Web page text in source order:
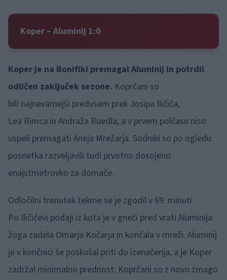
Koper – Aluminij 1:0
Koper je na Bonifiki premagal Aluminij in potrdil
odličen zaključek sezone. Koprčani so
bili najnevarnejši predvsem prek Josipa Iličića,
Lea Rimca in Andraža Ruedla, a v prvem polčasu niso
uspeli premagati Aneja Mrežarja. Sodniki so po ogledu
posnetka razveljavili tudi prvotno dosojeno
enajstmetrovko za domače.
Odločilni trenutek tekme se je zgodil v 69. minuti.
Po Iličićevi podaji iz kota je v gneči pred vrati Aluminija
žoga zadela Omarja Kočarja in končala v mreži. Aluminij
je v končnici še poskušal priti do izenačenja, a je Koper
zadržal minimalno prednost. Koprčani so z novo zmago